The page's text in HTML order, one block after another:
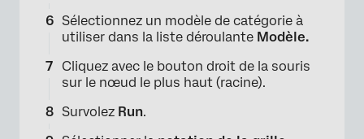
Sélectionnez un modèle de catégorie à
utiliser dans la liste déroulante Modèle.
Cliquez avec le bouton droit de la souris
sur le nœud le plus haut (racine).
Survolez Run.